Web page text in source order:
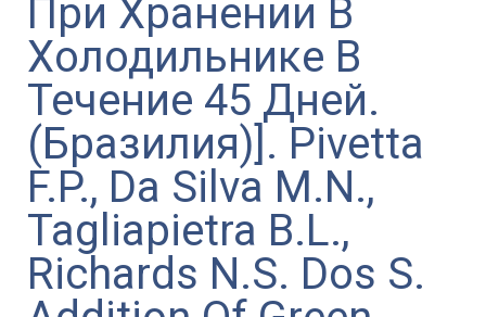
При Хранении В
Холодильнике В
Течение 45 Дней.
(Бразилия)]. Pivetta
F.P., Da Silva M.N.,
Tagliapietra B.L.,
Richards N.S. Dos S.